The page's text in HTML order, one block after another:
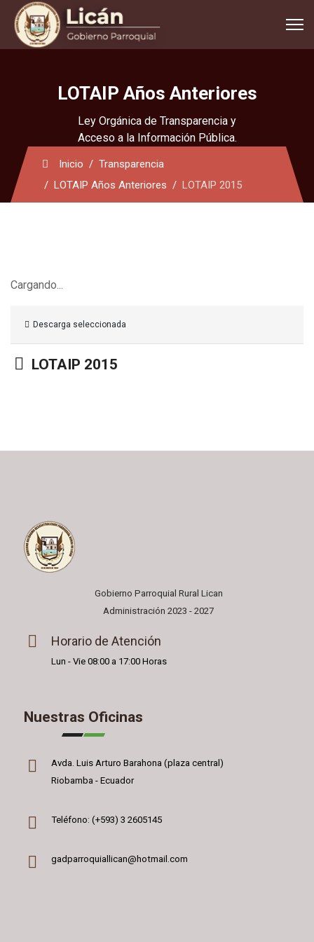
LOTAIP Años Anteriores
Ley Orgánica de Transparencia y
Acceso a la Información Pública.
Inicio
Transparencia
LOTAIP Años Anteriores
LOTAIP 2015
Cargando...
Descarga seleccionada
Carpeta
LOTAIP 2015
Gobierno Parroquial Rural Lican
Administración 2023 - 2027
Horario de Atención
Lun - Vie 08:00 a 17:00 Horas
Nuestras Oficinas
Avda. Luis Arturo Barahona (plaza central)
Riobamba - Ecuador
Teléfono: (+593) 3 2605145
gadparroquiallican@hotmail.com